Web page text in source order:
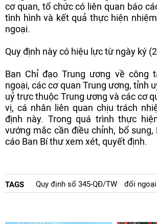
cơ quan, tổ chức có liên quan báo
tình hình và kết quả thực hiện
ngoại.
Quy định này có hiệu lực từ ngày ký
Ban Chỉ đạo Trung ương về công
ngoại, các cơ quan Trung ương, tỉnh
uỷ trực thuộc Trung ương và các cơ
vị, cá nhân liên quan chịu trách
định này. Trong quá trình thực
vướng mắc cần điều chỉnh, bổ sung,
cáo Ban Bí thư xem xét, quyết định.
TAGS Quy định số 345-QĐ/TW đối ngoại